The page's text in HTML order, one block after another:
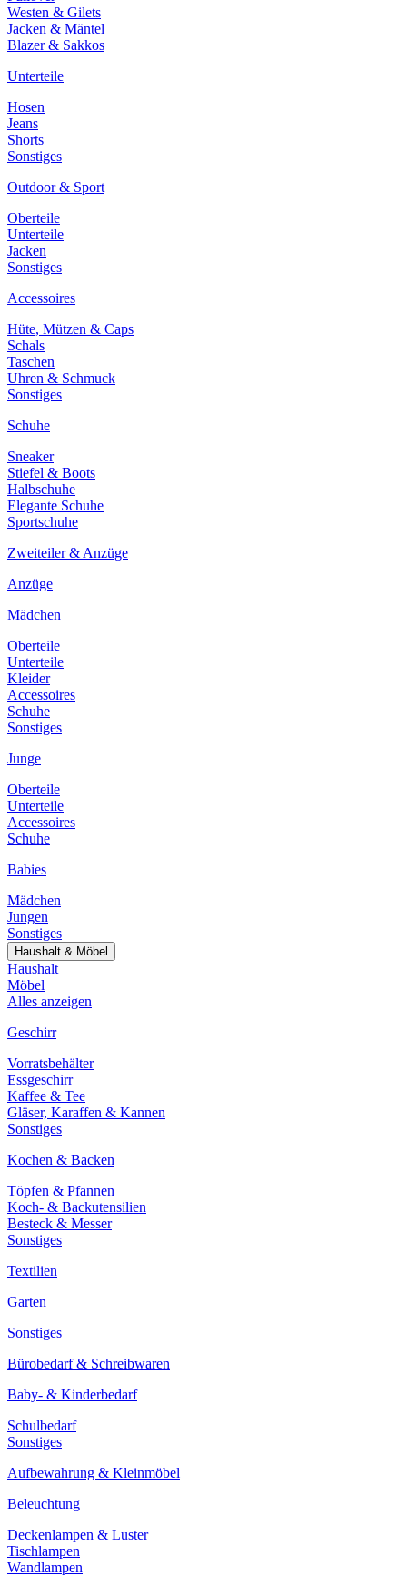
Westen & Gilets
Jacken & Mäntel
Blazer & Sakkos
Unterteile
Hosen
Jeans
Shorts
Sonstiges
Outdoor & Sport
Oberteile
Unterteile
Jacken
Sonstiges
Accessoires
Hüte, Mützen & Caps
Schals
Taschen
Uhren & Schmuck
Sonstiges
Schuhe
Sneaker
Stiefel & Boots
Halbschuhe
Elegante Schuhe
Sportschuhe
Zweiteiler & Anzüge
Anzüge
Mädchen
Oberteile
Unterteile
Kleider
Accessoires
Schuhe
Sonstiges
Junge
Oberteile
Unterteile
Accessoires
Schuhe
Babies
Mädchen
Jungen
Sonstiges
Haushalt & Möbel
Haushalt
Möbel
Alles anzeigen
Geschirr
Vorratsbehälter
Essgeschirr
Kaffee & Tee
Gläser, Karaffen & Kannen
Sonstiges
Kochen & Backen
Töpfen & Pfannen
Koch- & Backutensilien
Besteck & Messer
Sonstiges
Textilien
Garten
Sonstiges
Bürobedarf & Schreibwaren
Baby- & Kinderbedarf
Schulbedarf
Sonstiges
Aufbewahrung & Kleinmöbel
Beleuchtung
Deckenlampen & Luster
Tischlampen
Wandlampen